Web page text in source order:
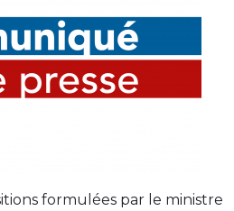
formulées par le ministre